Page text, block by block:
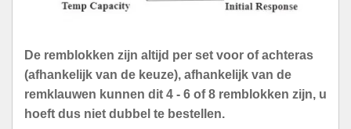
De remblokken zijn altijd per set voor of achteras
(afhankelijk van de keuze), afhankelijk van de
remklauwen kunnen dit 4 - 6 of 8 remblokken zijn, u
hoeft dus niet dubbel te bestellen.